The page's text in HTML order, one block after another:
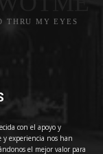
THRU MY EYES
con el apoyo y
y experiencia nos han
el mejor valor para